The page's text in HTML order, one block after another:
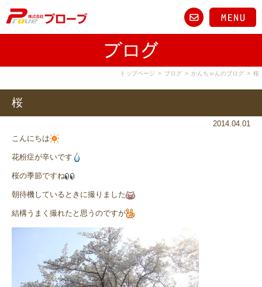
トップページ > ブログ > かんちゃんのブログ > 桜
桜
こんにちは
花粉症が辛いです
桜の季節ですね
朝待機しているときに撮りました
結構うまく撮れたと思うのですが
2014.04.01